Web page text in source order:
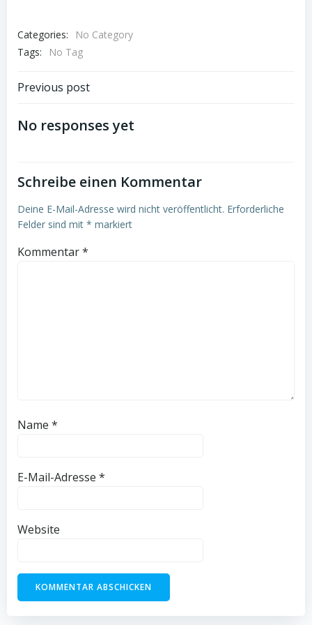
Categories:
No Category
Tags:
No Tag
Post
navigation
Previous post
No responses yet
Schreibe einen Kommentar
Deine E-Mail-Adresse wird nicht veröffentlicht. Erforderliche
Felder sind mit * markiert
Kommentar*
Name *
E-Mail-Adresse *
Website